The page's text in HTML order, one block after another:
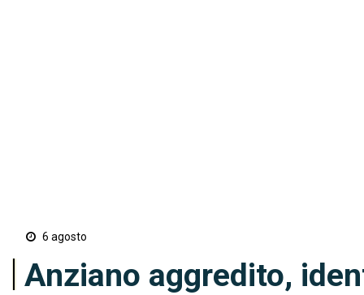
6 agosto
Anziano aggredito,